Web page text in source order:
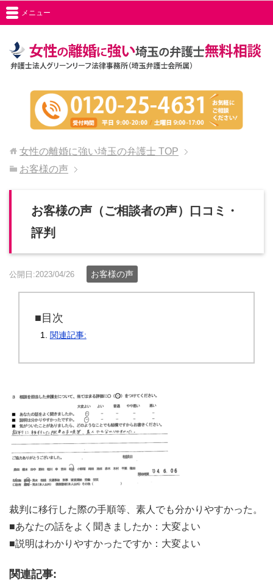
メニュー
女性の離婚に強い埼玉の弁護士 TOP
お客様の声
お客様の声（ご相談者の声）口コミ・
評判
公開日:2023/04/26 お客様の声
■目次
関連記事:
裁判に移行した際の手順等、素人でも分かりやすかった。
■あなたの話をよく聞きましたか：大変よい
■説明はわかりやすかったですか：大変よい
関連記事: